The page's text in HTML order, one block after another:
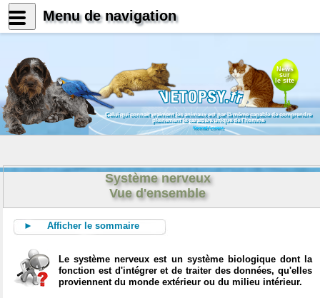
News
sur
le site
Celui qui connait vraiment les animaux est par là même capable de comprendre
pleinement le caractère unique de l'homme
Konrad Lorenz
Système nerveux
Vue d'ensemble
► Afficher le sommaire
Le système nerveux est un système biologique dont la
fonction est d'intégrer et de traiter des données, qu'elles
proviennent du monde extérieur ou du milieu intérieur.
Menu de navigation